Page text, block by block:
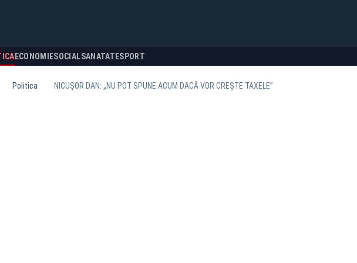
ECONOMIESOCIALSANATATESPORT
Politica NICUȘOR DAN: „NU POT SPUNE ACUM DACĂ VOR CREȘTE TAXELE”